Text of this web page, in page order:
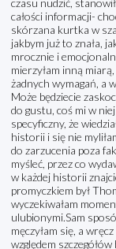
czasu nudzić,
całości informacji-
skórzana kurtka w
jakbym już to znała,
mrocznie i
mierzyłam inną
żadnych wymagań, a
Może będziecie
do gustu, coś mi w
specyficzny, że
historii i się nie
do zarzucenia poza
myśleć, przez co
w każdej historii
promyczkiem był
wyczekiwałam
ulubionymi.Sam
męczyłam się, a
względem